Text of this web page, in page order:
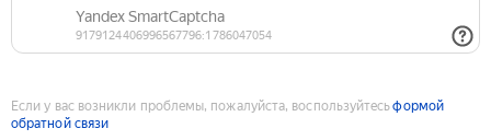
Если у вас возникли проблемы, пожалуйста, воспользуйтесьформой
обратной связи